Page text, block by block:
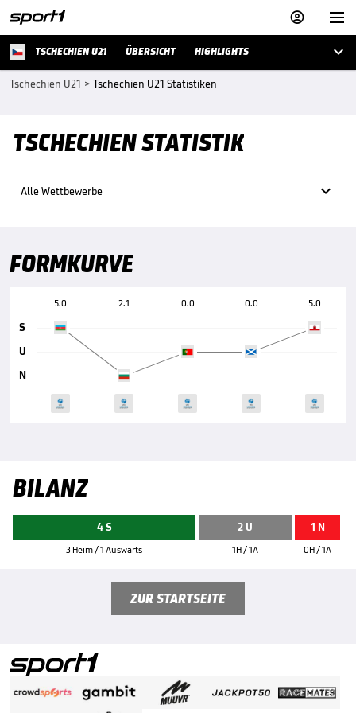


TSCHECHIEN U21 ÜBERSICHT HIGHLIGHTS 
Tschechien U21 > Tschechien U21 Statistiken
TSCHECHIEN STATISTIK
Alle Wettbewerbe 
FORMKURVE
5:0 2:1 0:0 0:0 5:0
S
U
N
BILANZ
4 S
3 Heim / 1 Auswärts
2 U
1H / 1A
1 N
0H / 1A
ZUR STARTSEITE